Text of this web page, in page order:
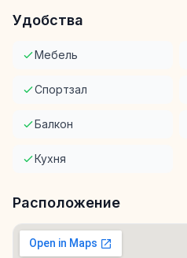
Удобства
Мебель
Спортзал
Балкон
Кухня
Расположение